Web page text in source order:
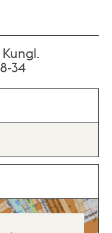
34